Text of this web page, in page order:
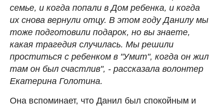
семье, и когда попали в Дом ребенка, и когда
их снова вернули отцу. В этом году Данилу мы
тоже подготовили подарок, но вы знаете,
какая трагедия случилась. Мы решили
проститься с ребенком в "Умит", когда он жил
там он был счастлив", - рассказала волонтер
Екатерина Голотина.
Она вспоминает, что Данил был спокойным и